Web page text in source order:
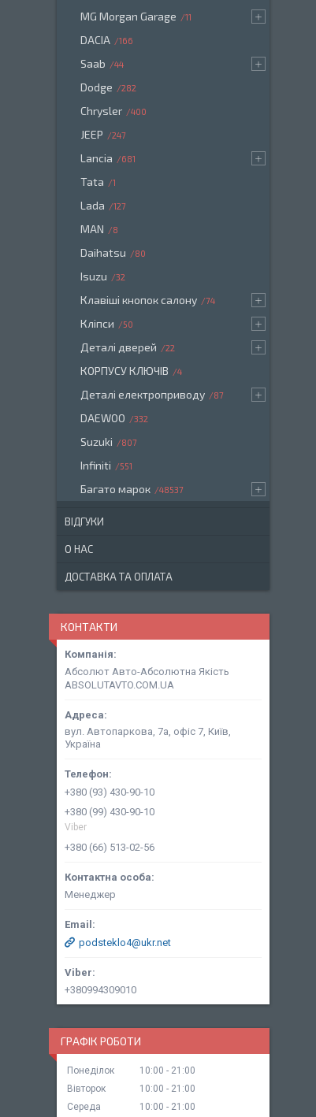
MG Morgan Garage 11
DACIA 166
Saab 44
Dodge 282
Chrysler 400
JEEP 247
Lancia 681
Tata 1
Lada 127
MAN 8
Daihatsu 80
Isuzu 32
Клавіші кнопок салону 74
Кліпси 50
Деталі дверей 22
КОРПУСУ КЛЮЧІВ 4
Деталі електроприводу 87
DAEWOO 332
Suzuki 807
Infiniti 551
Багато марок 48537
ВІДГУКИ
О НАС
ДОСТАВКА ТА ОПЛАТА
КОНТАКТИ
Абсолют Авто-Абсолютна Якість
ABSOLUTAVTO.COM.UA
вул. Автопаркова, 7а, офіс 7, Київ,
Україна
+380 (93) 430-90-10
+380 (99) 430-90-10
Viber
+380 (66) 513-02-56
Менеджер
podsteklo4@ukr.net
+380994309010
ГРАФІК РОБОТИ
Понеділок 10:00
21:00
Вівторок
10:00
21:00
Середа
10:00 21:00